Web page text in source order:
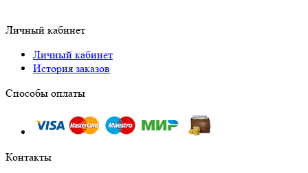
Личный кабинет
Личный кабинет
История заказов
Способы оплаты
Контакты